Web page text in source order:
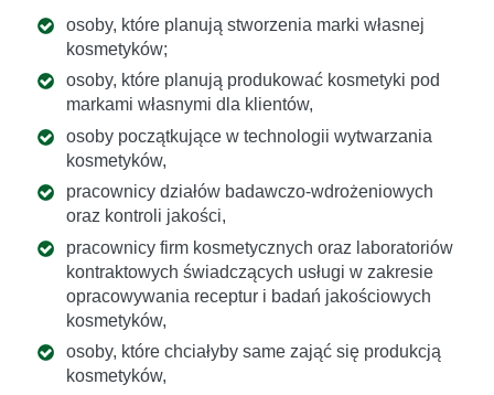
osoby, które planują stworzenia marki własnej
kosmetyków;
osoby, które planują produkować kosmetyki pod
markami własnymi dla klientów,
osoby początkujące w technologii wytwarzania
kosmetyków,
pracownicy działów badawczo-wdrożeniowych
oraz kontroli jakości,
pracownicy firm kosmetycznych oraz laboratoriów
kontraktowych świadczących usługi w zakresie
opracowywania receptur i badań jakościowych
kosmetyków,
osoby, które chciałyby same zająć się produkcją
kosmetyków,